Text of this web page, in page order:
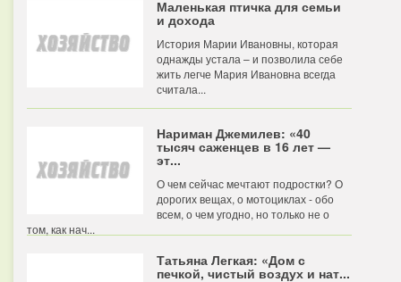
Маленькая птичка для семьи
и дохода
История Марии Ивановны, которая
однажды устала – и позволила себе
жить легче Мария Ивановна всегда
считала...
Нариман Джемилев: «40
тысяч саженцев в 16 лет —
эт...
О чем сейчас мечтают подростки? О
дорогих вещах, о мотоциклах - обо
всем, о чем угодно, но только не о
том, как нач...
Татьяна Легкая: «Дом с
печкой, чистый воздух и нат...